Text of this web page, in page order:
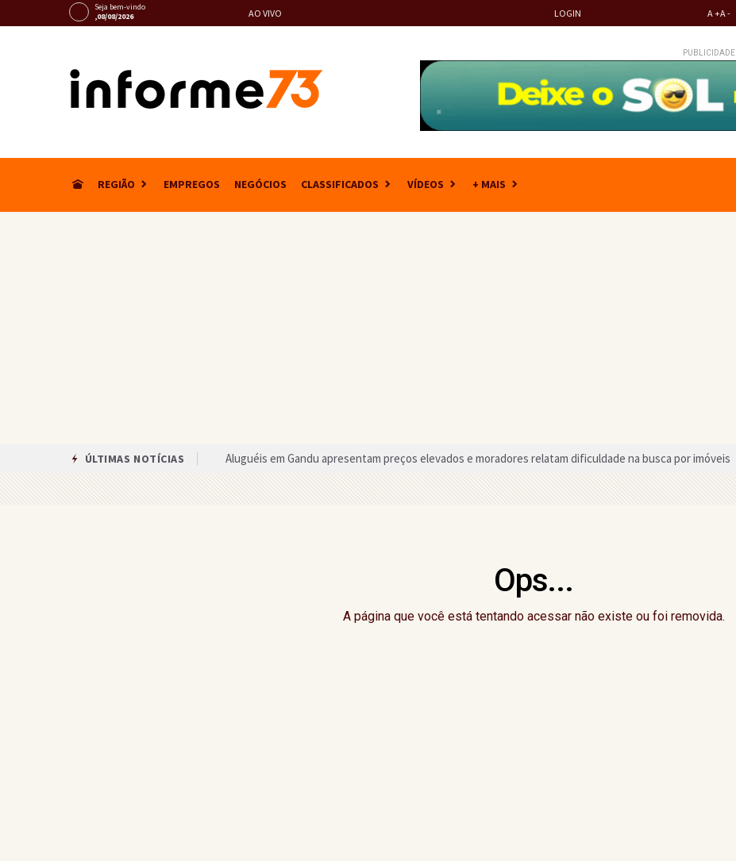
Seja bem-vindo
,08/08/2026
AO VIVO LOGIN A +A -
PUBLICIDADE
REGIÃO EMPREGOS NEGÓCIOS CLASSIFICADOS VÍDEOS + MAIS
ÚLTIMAS NOTÍCIAS
Aluguéis em Gandu apresentam preços elevados e moradores relatam dificuldade na busca por imóveis
Gandu recebe celebração do Dia do Evangélico com atrações nacionais em setembro
Gandu lidera ranking regional nos anos iniciais e finais do ensino fundamental no Ideb
Ops...
A página que você está tentando acessar não existe ou foi removida.